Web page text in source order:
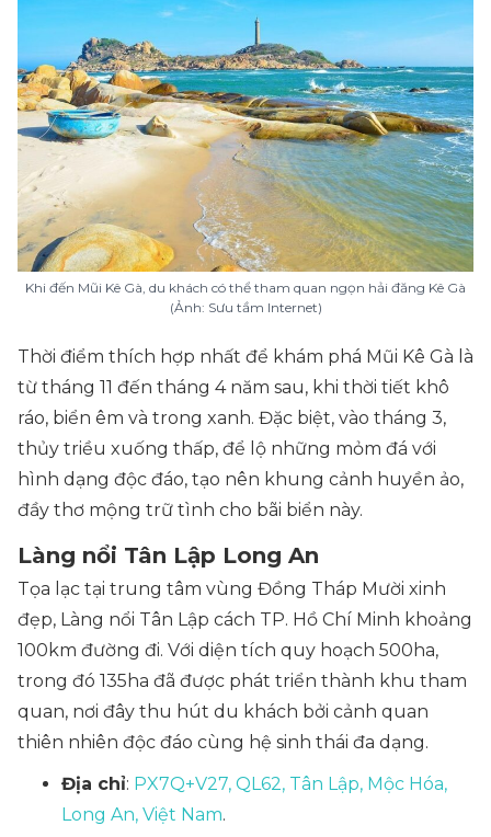
Khi đến Mũi Kê Gà, du khách có thể tham quan ngọn hải đăng Kê Gà
(Ảnh: Sưu tầm Internet)
Thời điểm thích hợp nhất để khám phá Mũi Kê Gà là
từ tháng 11 đến tháng 4 năm sau, khi thời tiết khô
ráo, biển êm và trong xanh. Đặc biệt, vào tháng 3,
thủy triều xuống thấp, để lộ những mỏm đá với
hình dạng độc đáo, tạo nên khung cảnh huyền ảo,
đầy thơ mộng trữ tình cho bãi biển này.
Làng nổi Tân Lập Long An
Tọa lạc tại trung tâm vùng Đồng Tháp Mười xinh
đẹp, Làng nổi Tân Lập cách TP. Hồ Chí Minh khoảng
100km đường đi. Với diện tích quy hoạch 500ha,
trong đó 135ha đã được phát triển thành khu tham
quan, nơi đây thu hút du khách bởi cảnh quan
thiên nhiên độc đáo cùng hệ sinh thái đa dạng.​
Địa chỉ: PX7Q+V27, QL62, Tân Lập, Mộc Hóa,
Long An, Việt Nam.